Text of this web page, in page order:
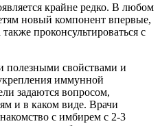
крайне редко. В любом
новый компонент впервые,
проконсультироваться с
полезными свойствами и
иммунной
задаются вопросом,
и в каком виде. Врачи
с имбирем с 2-3